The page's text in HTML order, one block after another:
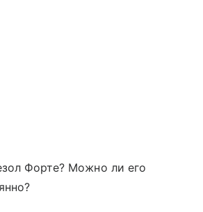
Форте? Можно ли его